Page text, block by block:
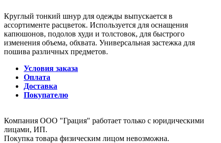
Круглый тонкий шнур для одежды выпускается в
ассортименте расцветок. Используется для оснащения
капюшонов, подолов худи и толстовок, для быстрого
изменения объема, обхвата. Универсальная застежка для
пошива различных предметов.
Условия заказа
Оплата
Доставка
Покупателю
Компания ООО "Грация" работает только с юридическими
лицами, ИП.
Покупка товара физическим лицом невозможна.